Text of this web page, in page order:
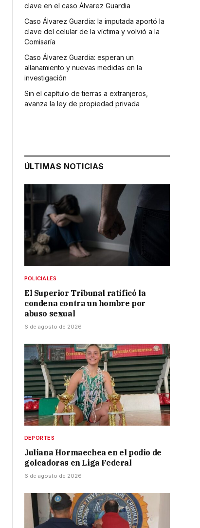
clave en el caso Álvarez Guardia
Caso Álvarez Guardia: la imputada aportó la
clave del celular de la víctima y volvió a la
Comisaría
Caso Álvarez Guardia: esperan un
allanamiento y nuevas medidas en la
investigación
Sin el capítulo de tierras a extranjeros,
avanza la ley de propiedad privada
ÚLTIMAS NOTICIAS
POLICIALES
El Superior Tribunal ratificó la
condena contra un hombre por
abuso sexual
6 de agosto de 2026
DEPORTES
Juliana Hormaechea en el podio de
goleadoras en Liga Federal
6 de agosto de 2026